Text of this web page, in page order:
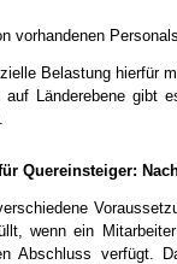
vorhandenen
Belastung hierfür
Länderebene gibt
Quereinsteiger:
wenn ein
Abschluss verfügt.